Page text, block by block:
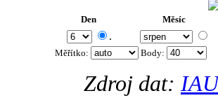
Den Měsíc
.
Měřítko: Body:
Zdroj dat: